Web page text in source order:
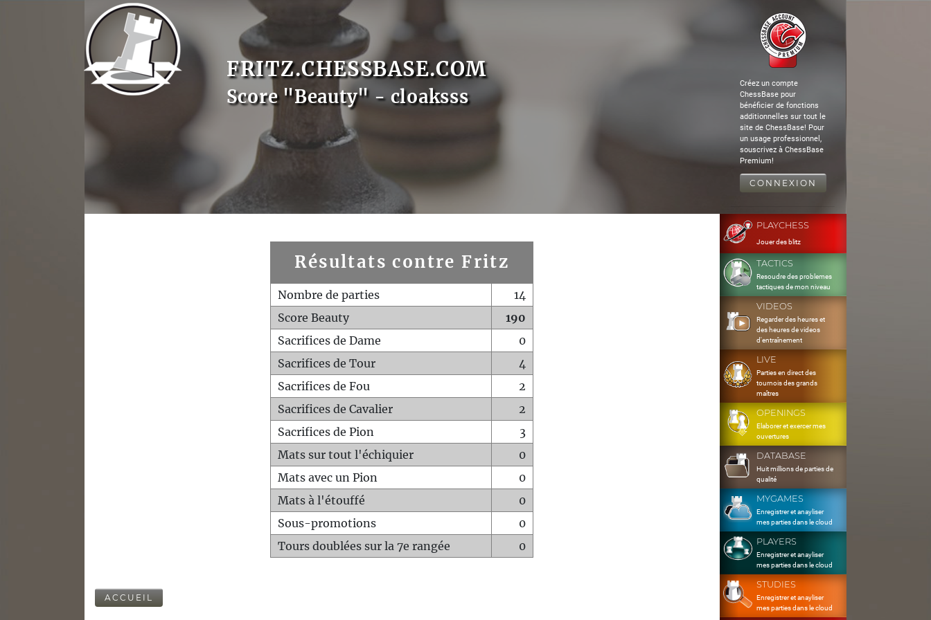
FRITZ.CHESSBASE.COM
Score "Beauty" - cloaksss
Créez un compte
ChessBase pour
bénéficier de fonctions
additionnelles sur tout le
site de ChessBase! Pour
un usage professionnel,
souscrivez à ChessBase
Premium!
CONNEXION
Résultats contre Fritz
Nombre de parties
14
Score Beauty
190
Sacrifices de Dame
0
Sacrifices de Tour
4
Sacrifices de Fou
2
Sacrifices de Cavalier
2
Sacrifices de Pion
3
Mats sur tout l'échiquier
0
Mats avec un Pion
0
Mats à l'étouffé
0
Sous-promotions
0
Tours doublées sur la 7e rangée
0
ACCUEIL
PLAYCHESS
Jouer des blitz
TACTICS
Resoudre des problemes
tactiques de mon niveau
VIDEOS
Regarder des heures et
des heures de videos
d'entraînement
LIVE
Parties en direct des
tournois des grands
maîtres
OPENINGS
Elaborer et exercer mes
ouvertures
DATABASE
Huit millions de parties de
qualité
MYGAMES
Enregistrer et anayliser
mes parties dans le cloud
PLAYERS
Enregistrer et anayliser
mes parties dans le cloud
STUDIES
Enregistrer et anayliser
mes parties dans le cloud